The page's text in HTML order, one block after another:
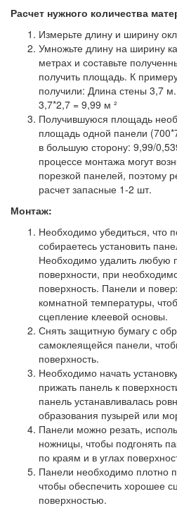
Расчет нужного количества
Измерьте длину и ширину
Умножьте длину на ширину
метрах и составьте
получить площадь. К
получили: Длина стены 3,7
3,7*2,7 = 9,99 м ²
Получившуюся площадь
площадь одной панели
в большую сторону: 9,99/
процессе монтажа могут
порезкой панелей, поэтому
расчет запасные 1-2 шт.
Монтаж:
Необходимо убедиться, что
собираетесь установить
Необходимо удалить любую
поверхности, при
поверхность. Панели и
комнатной температуры,
сцепление клеевой основы.
Снять защитную бумагу с
самоклеящейся панели,
поверхность.
Необходимо начать
прижать панель к
панель устанавливалась
образования пузырей или
Панели можно резать,
ножницы, чтобы подгонять
по краям и в углах
Панели необходимо плотно
чтобы обеспечить хорошее
поверхностью.